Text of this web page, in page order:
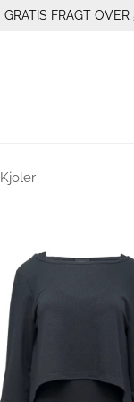
GRATIS FRAGT
Kjoler